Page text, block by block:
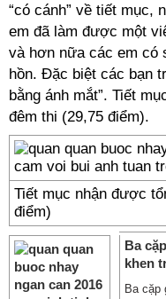
“có cánh” về tiết mục,
em đã làm được một
và hơn nữa các em có
hồn. Đặc biệt các bạn
bằng ánh mắt”. Tiết
đêm thi (29,75 điểm).
Tiết mục nhận được
điểm)
Ba
khen
Ba cặp